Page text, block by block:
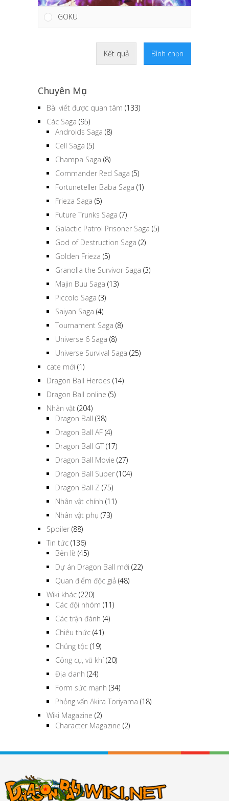
GOKU
Kết quả Bình chọn
Chuyên Mục
Bài viết được quan tâm (133)
Các Saga (95)
Androids Saga (8)
Cell Saga (5)
Champa Saga (8)
Commander Red Saga (5)
Fortuneteller Baba Saga (1)
Frieza Saga (5)
Future Trunks Saga (7)
Galactic Patrol Prisoner Saga (5)
God of Destruction Saga (2)
Golden Frieza (5)
Granolla the Survivor Saga (3)
Majin Buu Saga (13)
Piccolo Saga (3)
Saiyan Saga (4)
Tournament Saga (8)
Universe 6 Saga (8)
Universe Survival Saga (25)
cate mới (1)
Dragon Ball Heroes (14)
Dragon Ball online (5)
Nhân vật (204)
Dragon Ball (38)
Dragon Ball AF (4)
Dragon Ball GT (17)
Dragon Ball Movie (27)
Dragon Ball Super (104)
Dragon Ball Z (75)
Nhân vật chính (11)
Nhân vật phụ (73)
Spoiler (88)
Tin tức (136)
Bên lề (45)
Dự án Dragon Ball mới (22)
Quan điểm độc giả (48)
Wiki khác (220)
Các đội nhóm (11)
Các trận đánh (4)
Chiêu thức (41)
Chủng tộc (19)
Công cụ, vũ khí(20)
Địa danh (24)
Form sức mạnh (34)
Phỏng vấn Akira Toriyama (18)
Wiki Magazine (2)
Character Magazine (2)